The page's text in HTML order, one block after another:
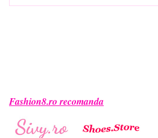
Fashion8.ro recomanda